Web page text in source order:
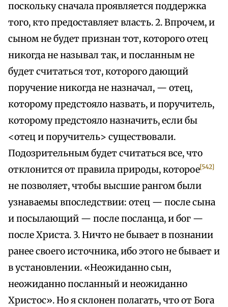
поскольку сначала проявляется поддержка
того, кто предоставляет власть. 2. Впрочем, и
сыном не будет признан тот, которого отец
никогда не называл так, и посланным не
будет считаться тот, которого дающий
поручение никогда не назначал, — отец,
которому предстояло назвать, и поручитель,
которому предстояло назначить, если бы
<отец и поручитель> существовали.
Подозрительным будет считаться все, что
отклонится от правила природы, которое[542]
не позволяет, чтобы высшие рангом были
узнаваемы впоследствии: отец — после сына
и посылающий — после посланца, и бог —
после Христа. 3. Ничто не бывает в познании
ранее своего источника, ибо этого не бывает и
в установлении. «Неожиданно сын,
неожиданно посланный и неожиданно
Христос». Но я склонен полагать, что от Бога